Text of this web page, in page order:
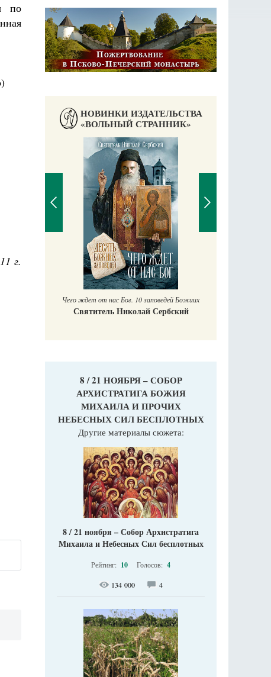
по
)
г.
НОВИНКИ ИЗДАТЕЛЬСТВА
«ВОЛЬНЫЙ СТРАННИК»
Чего ждет от нас Бог. 10 заповедей Божиих
Святитель Николай Сербский
8 / 21 НОЯБРЯ – СОБОР
АРХИСТРАТИГА БОЖИЯ
МИХАИЛА И ПРОЧИХ
НЕБЕСНЫХ СИЛ БЕСПЛОТНЫХ
Другие материалы сюжета:
8 / 21 ноября – Собор Архистратига
Михаила и Небесных Сил бесплотных
Рейтинг: 10 Голосов: 4
134 000 4